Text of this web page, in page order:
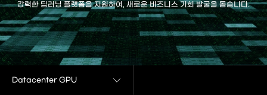
강력한 딥러닝 플랫폼을 지원하여, 새로운 비즈니스 기회 발굴을 돕습니다.
Datacenter GPU